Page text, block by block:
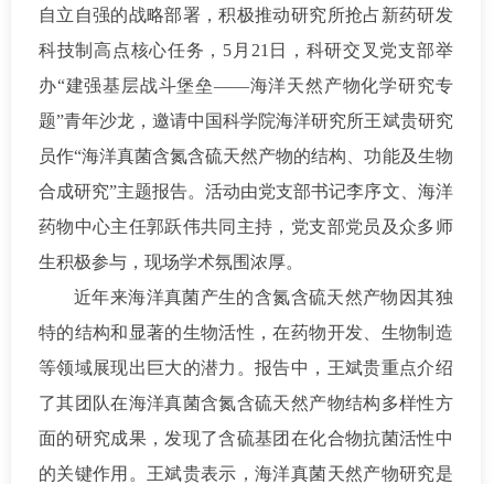
自立自强的战略部署，积极推动研究所抢占新药研发
科技制高点核心任务，5月21日，科研交叉党支部举
办“建强基层战斗堡垒——海洋天然产物化学研究专
题”青年沙龙，邀请中国科学院海洋研究所王斌贵研究
员作“海洋真菌含氮含硫天然产物的结构、功能及生物
合成研究”主题报告。活动由党支部书记李序文、海洋
药物中心主任郭跃伟共同主持，党支部党员及众多师
生积极参与，现场学术氛围浓厚。
近年来海洋真菌产生的含氮含硫天然产物因其独
特的结构和显著的生物活性，在药物开发、生物制造
等领域展现出巨大的潜力。报告中，王斌贵重点介绍
了其团队在海洋真菌含氮含硫天然产物结构多样性方
面的研究成果，发现了含硫基团在化合物抗菌活性中
的关键作用。王斌贵表示，海洋真菌天然产物研究是